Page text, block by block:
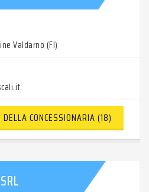
Valdarno (FI)
CONCESSIONARIA (18)